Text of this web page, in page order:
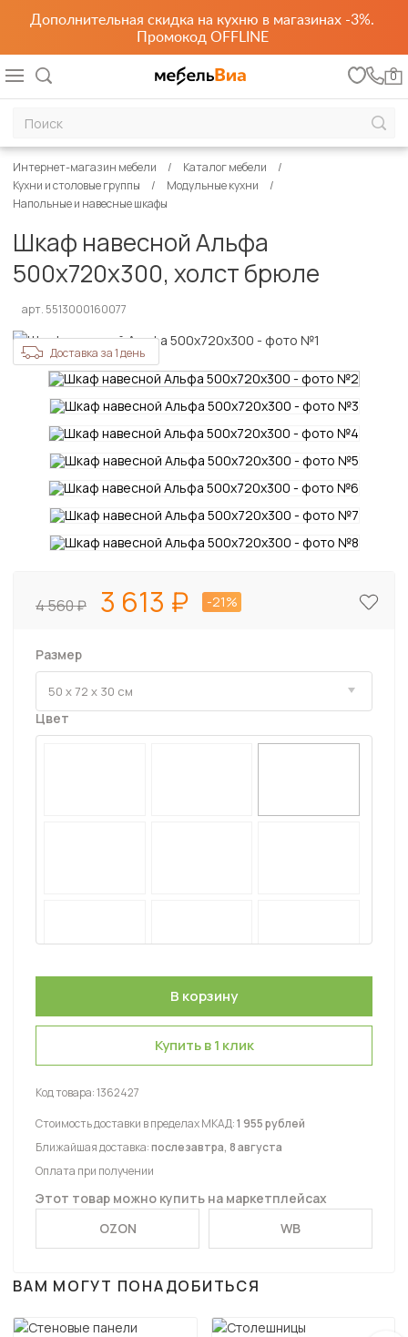
Дополнительная скидка на кухню в магазинах -3%.
Промокод OFFLINE
0
Интернет-магазин мебели
Каталог мебели
Кухни и столовые группы
Модульные кухни
Напольные и навесные шкафы
Шкаф навесной Альфа
500х720х300, холст брюле
арт. 5513000160077
Доставка за 1 день
4 560 3 613 -21%
Размер
Цвет
Купить в 1 клик
Код товара:1362427
Стоимость доставки в пределах МКАД:1 955 рублей
Ближайшая доставка:послезавтра, 8 августа
Оплата при получении
Этот товар можно купить на маркетплейсах
OZON
WB
ВАМ МОГУТ ПОНАДОБИТЬСЯ